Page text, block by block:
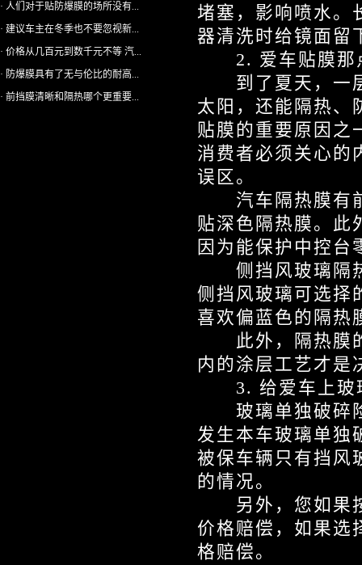
· 人们对于贴防爆膜的场所没有...
· 建议车主在冬季也不要忽视新...
· 价格从几百元到数千元不等 汽...
· 防爆膜具有了无与伦比的耐高...
· 前挡膜清晰和隔热哪个更重要...
堵塞，影响喷水。
器清洗时给镜面留
2. 爱车贴膜那
到了夏天，一层
太阳，还能隔热、
贴膜的重要原因之
消费者必须关心的
误区。
汽车隔热膜有前
贴深色隔热膜。此
因为能保护中控台
侧挡风玻璃隔热
侧挡风玻璃可选择
喜欢偏蓝色的隔热
此外，隔热膜的
内的涂层工艺才是
3. 给爱车上玻
玻璃单独破碎险
发生本车玻璃单独
被保车辆只有挡风
的情况。
另外，您如果按
价格赔偿，如果选
格赔偿。